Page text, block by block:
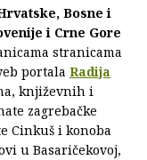
Bosne i
i Crne Gore
stranicama
portala Radija
književnih i
zagrebačke
Cinkuš i konoba
u Basaričekovoj,